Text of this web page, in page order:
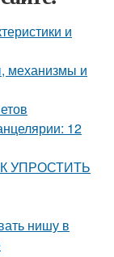
и
механизмы и
12
УПРОСТИТЬ
нишу в